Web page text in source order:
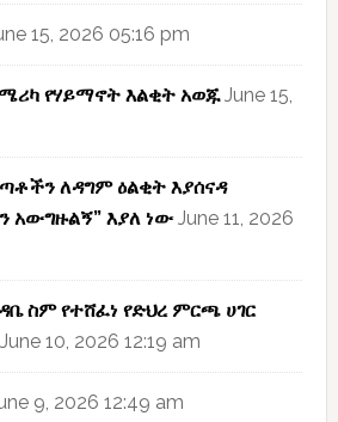
15, 2026 05:16 pm
የሃይማኖት እልቂት አወጁ June 15,
ለዳግም ዕልቂት እያሰናዳ
አውግዙልኝ” እያለ ነው June 11, 2026
ስም የተሸፈነ የድህረ ምርጫ ሀገር
June 10, 2026 12:19 am
9, 2026 12:49 am